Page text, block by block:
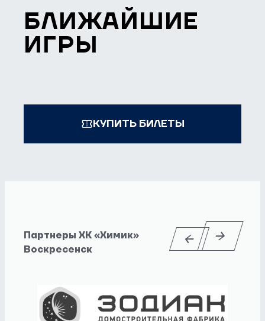
БЛИЖАЙШИЕ
ИГРЫ
КУПИТЬ БИЛЕТЫ
Партнеры ХК «Химик»
Воскресенск